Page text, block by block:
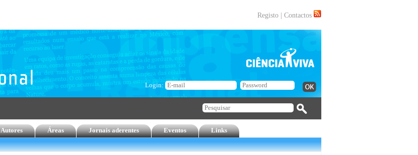
Registo Contactos
Login:
Autores Áreas Jornais aderentes Eventos Links